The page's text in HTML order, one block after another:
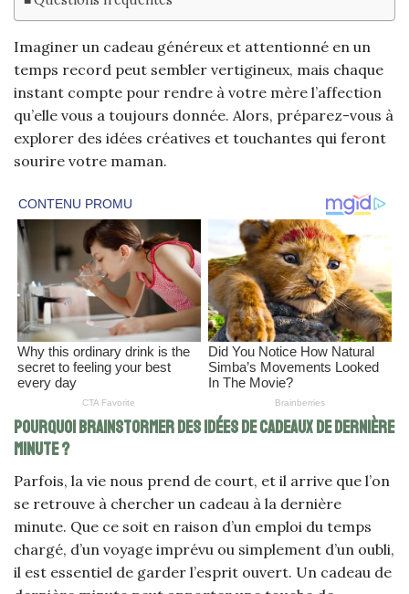
Imaginer un cadeau généreux et attentionné en un
temps record peut sembler vertigineux, mais chaque
instant compte pour rendre à votre mère l’affection
qu’elle vous a toujours donnée. Alors, préparez-vous à
explorer des idées créatives et touchantes qui feront
sourire votre maman.
Pourquoi brainstormer des idées de cadeaux de dernière
minute ?
Parfois, la vie nous prend de court, et il arrive que l’on
se retrouve à chercher un cadeau à la dernière
minute. Que ce soit en raison d’un emploi du temps
chargé, d’un voyage imprévu ou simplement d’un oubli,
il est essentiel de garder l’esprit ouvert. Un cadeau de